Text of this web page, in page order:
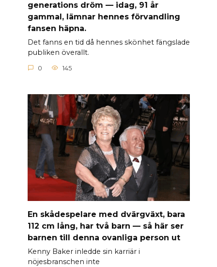
generations dröm — idag, 91 år
gammal, lämnar hennes förvandling
fansen häpna.
Det fanns en tid då hennes skönhet fängslade
publiken överallt.
0 145
En skådespelare med dvärgväxt, bara
112 cm lång, har två barn — så här ser
barnen till denna ovanliga person ut
Kenny Baker inledde sin karriär i
nöjesbranschen inte